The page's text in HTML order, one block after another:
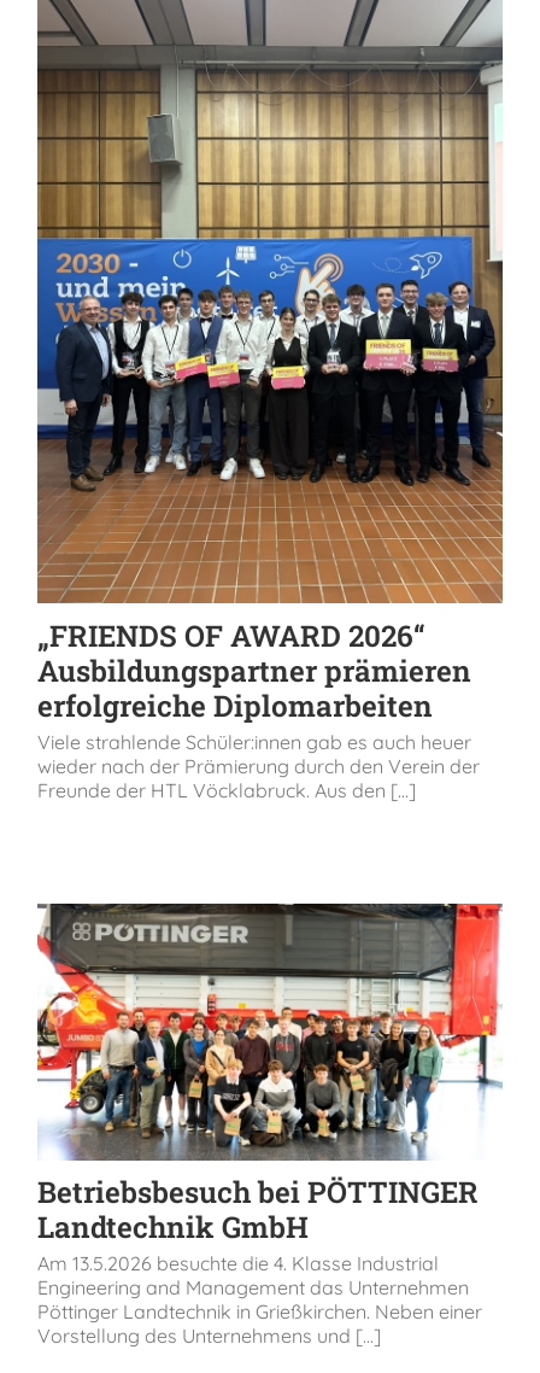
„FRIENDS OF AWARD 2026“
Ausbildungspartner prämieren
erfolgreiche Diplomarbeiten
Viele strahlende Schüler:innen gab es auch heuer
wieder nach der Prämierung durch den Verein der
Freunde der HTL Vöcklabruck. Aus den [...]
Betriebsbesuch bei PÖTTINGER
Landtechnik GmbH
Am 13.5.2026 besuchte die 4. Klasse Industrial
Engineering and Management das Unternehmen
Pöttinger Landtechnik in Grießkirchen. Neben einer
Vorstellung des Unternehmens und [...]